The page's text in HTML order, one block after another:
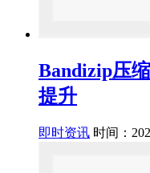
Bandizip压
提升
即时资讯 时间：